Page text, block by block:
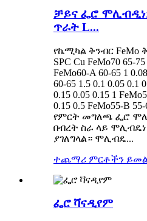
ቻይና ፌሮ
ጥራት L...
የኬሚካል ቅንብር FeMo
SPC Cu FeMo70 65-
FeMo60-A 60-65 1
60-65 1.5 0.1 0.05 0.1
0.15 0.05 0.15 1
0.15 0.5 FeMo55-B
የምርት መግለጫ ፌሮ
በብረት ስራ ላይ
ያገለግላል። ሞሊብዴ...
ተጨማሪ ምርቶችን
ፌሮ ቫናዲየም